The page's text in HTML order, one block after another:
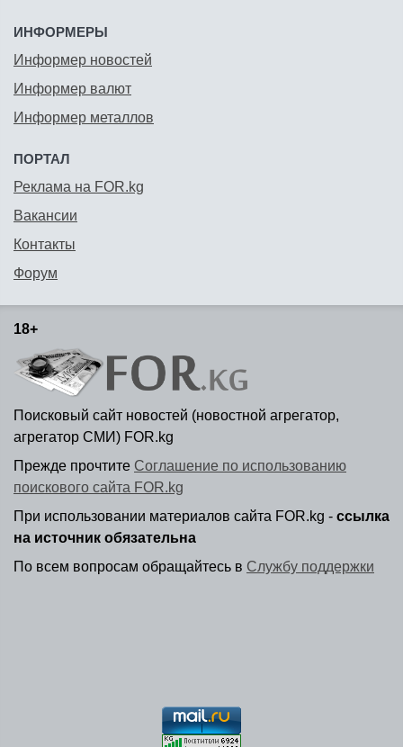
ИНФОРМЕРЫ
Информер новостей
Информер валют
Информер металлов
ПОРТАЛ
Реклама на FOR.kg
Вакансии
Контакты
Форум
18+
Поисковый сайт новостей (новостной агрегатор,
агрегатор СМИ) FOR.kg
Прежде прочтите Соглашение по использованию
поискового сайта FOR.kg
При использовании материалов сайта FOR.kg - ссылка
на источник обязательна
По всем вопросам обращайтесь в Службу поддержки